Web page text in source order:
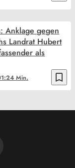
bookmark_border
Min.
Anklage gegen
Landrat Hubert
als